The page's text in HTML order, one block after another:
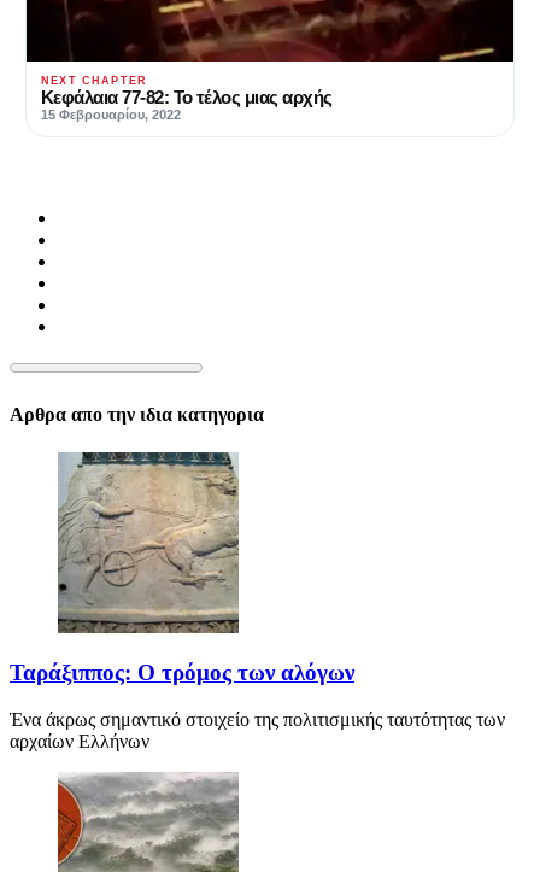
NEXT CHAPTER
Κεφάλαια 77-82: Το τέλος μιας αρχής
15 Φεβρουαρίου, 2022
Αρθρα απο την ιδια κατηγορια
Ταράξιππος: Ο τρόμος των αλόγων
Ένα άκρως σημαντικό στοιχείο της πολιτισμικής ταυτότητας των
αρχαίων Ελλήνων